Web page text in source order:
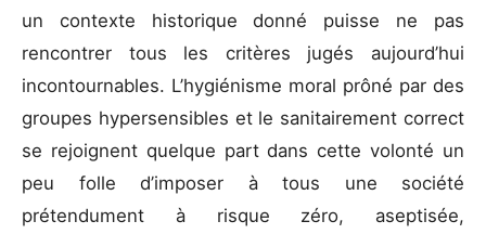
un contexte historique donné puisse ne pas
rencontrer tous les critères jugés aujourd’hui
incontournables. L’hygiénisme moral prôné par des
groupes hypersensibles et le sanitairement correct
se rejoignent quelque part dans cette volonté un
peu folle d’imposer à tous une société
prétendument à risque zéro, aseptisée,